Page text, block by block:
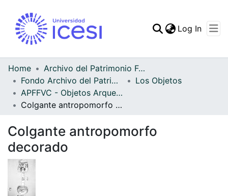
Statistics
Log In
Home
Archivo del Patrimonio Fotográfico y Fílmico del Valle del Cauca
Fondo Archivo del Patrimonio Fotográfico y Fílmico del Valle del Cauca
Los Objetos
APFFVC - Objetos Arqueológico - Patrimonial
Colgante antropomorfo decorado
Colgante antropomorfo
decorado